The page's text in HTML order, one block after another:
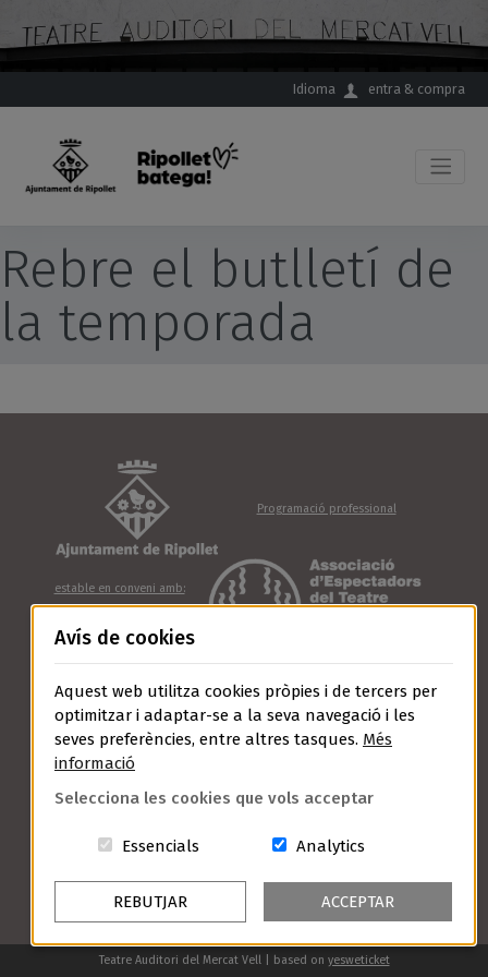
Idioma entra & compra
Rebre el butlletí de
la temporada
Programació professional
estable en conveni amb:
Amb el suport de:
Avís Legal Política de Privacitat
Política de Cookies
Condicions Generals de Contractació
Teatre Auditori del Mercat Vell | based on yesweticket
Avís de cookies
Aquest web utilitza cookies pròpies i de tercers per
optimitzar i adaptar-se a la seva navegació i les
seves preferències, entre altres tasques. Més
informació
Selecciona les cookies que vols acceptar
Essencials Aquestes cookies són essencials
AnalyticsCookies related
REBUTJAR ACCEPTAR